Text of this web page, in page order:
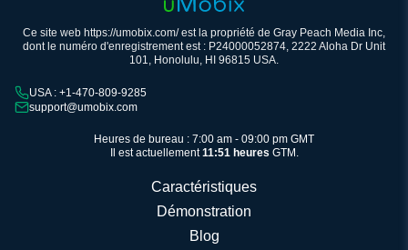
Ce site web https://umobix.com/ est la propriété de Gray Peach Media Inc,
dont le numéro d'enregistrement est : P24000052874, 2222 Aloha Dr Unit
101, Honolulu, HI 96815 USA.
USA : +1-470-809-9285
support@umobix.com
Heures de bureau : 7:00 am - 09:00 pm GMT
Il est actuellement11:51 heures GTM.
Caractéristiques
Démonstration
Blog